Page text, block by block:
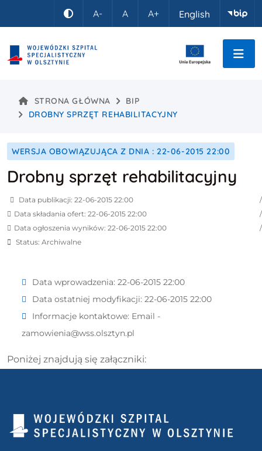
Kontrast
A- A A+ English
STRONA GŁÓWNA
BIP
DROBNY SPRZĘT REHABILITACYJNY
WERSJA OBOWIĄZUJĄCA Z DNIA : 22-06-2015 22:00
Drobny sprzęt rehabilitacyjny
Data publikacji: 22-06-2015 22:00
Data składania ofert: 22-06-2015 22:00
Data ogłoszenia wyników: 22-06-2015 22:00
Status: Archiwalne
Data wprowadzenia: 22-06-2015 22:00
Data ostatniej modyfikacji: 22-06-2015 22:00
Informacje kontaktowe: Email -
zamowienia@wss.olsztyn.pl
Poniżej znajdują się załączniki: